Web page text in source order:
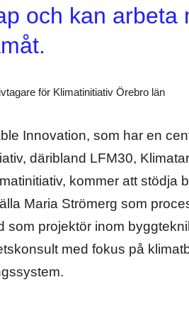
och kan arbeta
för Klimatinitiativ Örebro län
Innovation, som har en
däribland LFM30,
kommer att stödja
Maria Strömerg som
som projektör inom
med fokus på